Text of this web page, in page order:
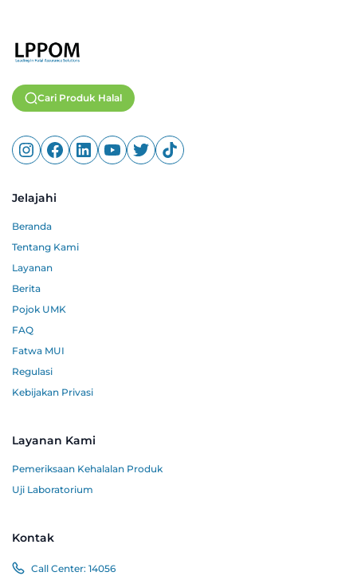
Cari Produk Halal
Jelajahi
Beranda
Tentang Kami
Layanan
Berita
Pojok UMK
FAQ
Fatwa MUI
Regulasi
Kebijakan Privasi
Layanan Kami
Pemeriksaan Kehalalan Produk
Uji Laboratorium
Kontak
Call Center: 14056